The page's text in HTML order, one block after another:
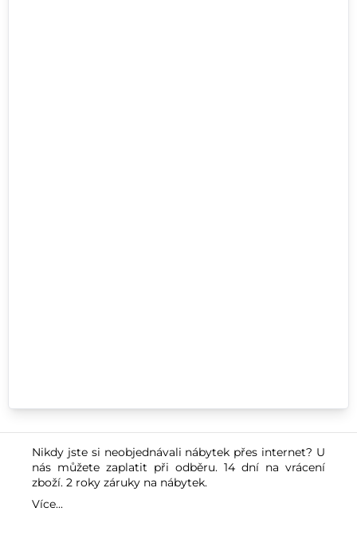
Nikdy jste si neobjednávali nábytek přes internet? U
nás můžete zaplatit při odběru. 14 dní na vrácení
zboží. 2 roky záruky na nábytek.
Více...